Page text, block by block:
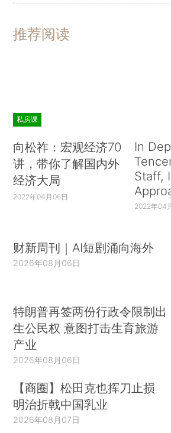
推荐阅读
私房课
向松祚：宏观经济70
讲，带你了解国内外
经济大局
2022年04月06日
In
Staff,
2022年04
财新周刊｜AI短剧涌向海外
2026年08月06日
特朗普再签两份行政令限制出
生公民权 意图打击生育旅游
产业
2026年08月06日
【商圈】松田克也挥刀止损
明治折戟中国乳业
2026年08月07日